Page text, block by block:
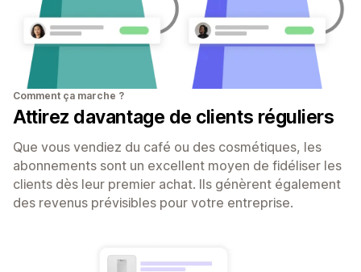
Comment ça marche ?
Attirez davantage de clients réguliers
Que vous vendiez du café ou des cosmétiques, les
abonnements sont un excellent moyen de fidéliser les
clients dès leur premier achat. Ils génèrent également
des revenus prévisibles pour votre entreprise.